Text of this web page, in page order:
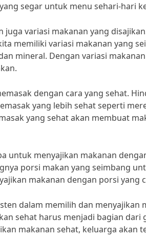
segar untuk menu sehari-hari
juga variasi makanan yang
memiliki variasi makanan yang
mineral. Dengan variasi
dengan cara yang sehat.
yang lebih sehat seperti
yang sehat akan membuat
untuk menyajikan makanan
porsi makan yang seimbang
makanan dengan porsi yang
dalam memilih dan
sehat harus menjadi bagian
makanan sehat, keluarga akan